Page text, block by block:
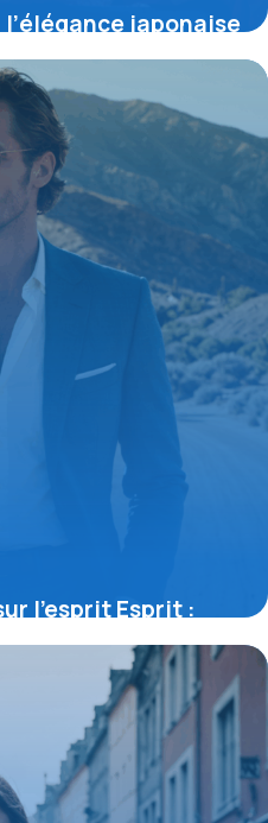
japonaise
contemporaine
l’esprit Esprit :
qui révolutionne la